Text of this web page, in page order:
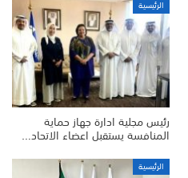
الرئيسية
رئيس مجلية ادارة جهاز حماية
المنافسة يستقبل اعضاء الاتحاد…
الرئيسية